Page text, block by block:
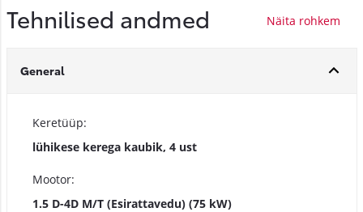
Tehnilised andmed
General
Keretüüp:
lühikese kerega kaubik, 4 ust
Mootor:
1.5 D-4D M/T (Esirattavedu) (75 kW)